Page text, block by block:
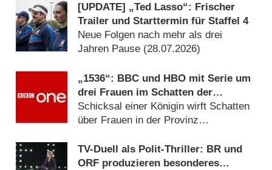
[UPDATE] „Ted Lasso“: Frischer
Trailer und Starttermin für Staffel 4
Neue Folgen nach mehr als drei
Jahren Pause (28.07.2026)
„1536“: BBC und HBO mit Serie um
drei Frauen im Schatten der
Verhaftung von Anne Boleyn
Schicksal einer Königin wirft Schatten
über Frauen in der Provinz
TV-Duell als Polit-Thriller: BR und
ORF produzieren besonderes